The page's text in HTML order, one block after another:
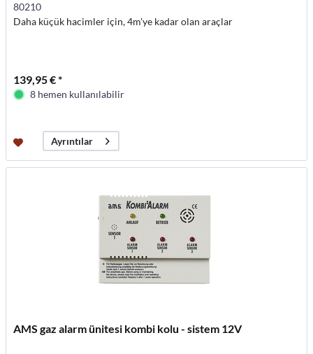
80210
Daha küçük hacimler için, 4m'ye kadar olan araçlar
139,95 € *
8 hemen kullanılabilir
Ayrıntılar
AMS gaz alarm ünitesi kombi kolu - sistem 12V